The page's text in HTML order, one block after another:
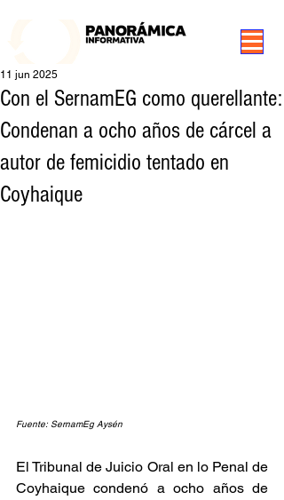
Con el SernamEG como querellante:
Condenan a ocho años de cárcel a
autor de femicidio tentado en
Coyhaique
11 jun 2025
Fuente: SernamEg Aysén
El Tribunal de Juicio Oral en lo Penal de
Coyhaique condenó a ocho años de